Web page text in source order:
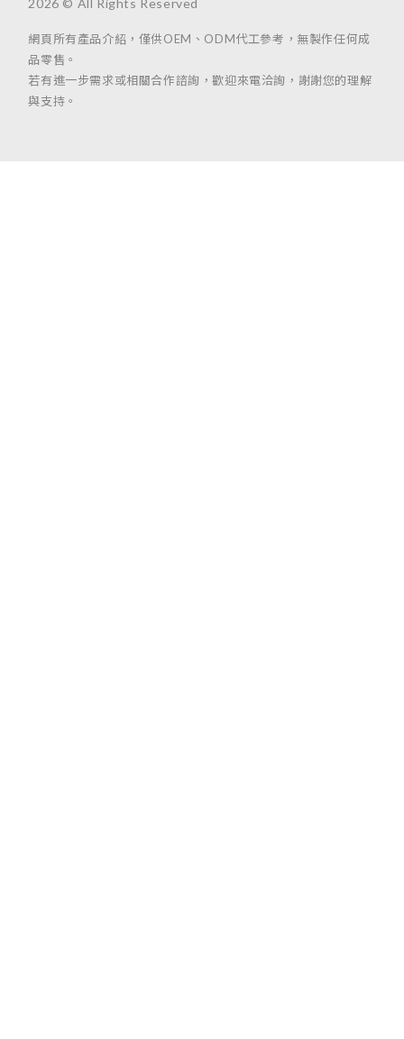
網頁所有產品介紹，僅供OEM、ODM代工參考，無製作任何成
品零售。
若有進一步需求或相關合作諮詢，歡迎來電洽詢，謝謝您的理解
與支持。